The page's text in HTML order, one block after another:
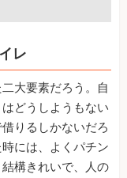
レ
大要素だろう。自
どうしようもない
りるしかないだろ
には、よくパチン
構きれいで、人の